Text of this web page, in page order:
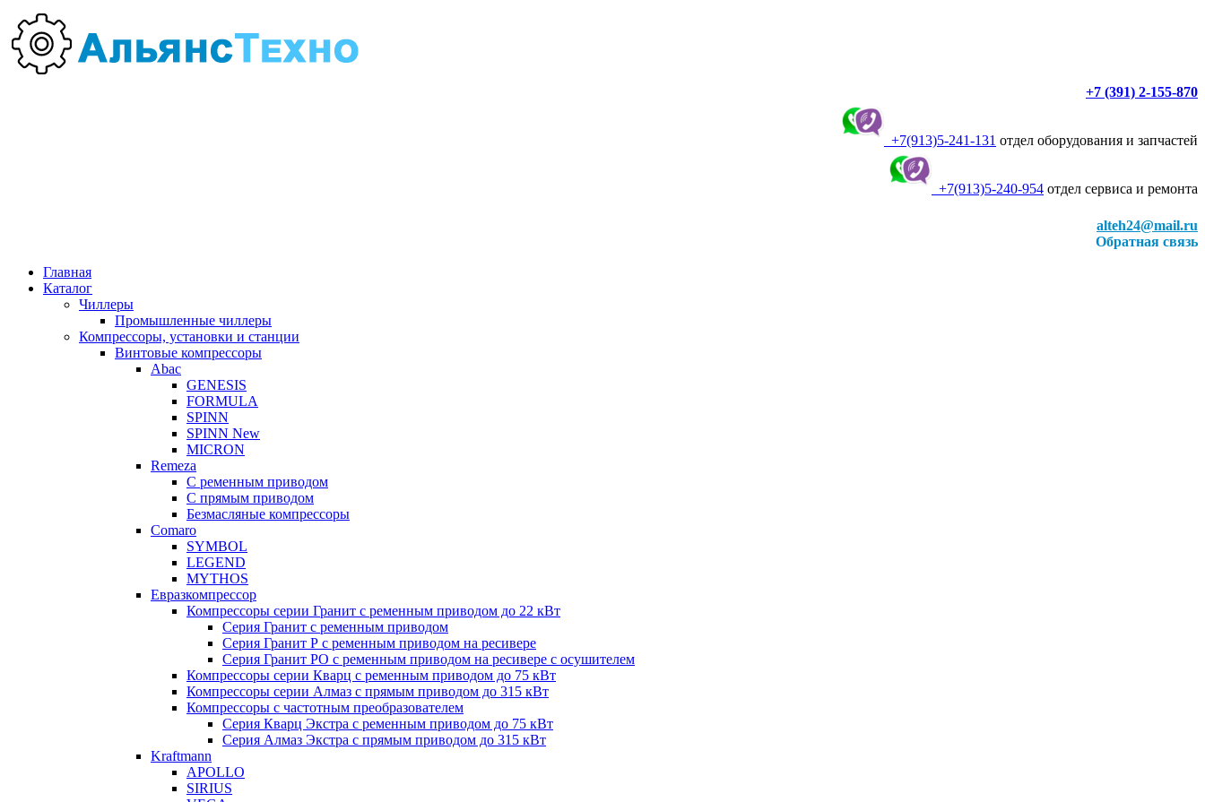
+7 (391) 2-155-870
+7(913)5-241-131 отдел оборудования и запчастей
+7(913)5-240-954 отдел сервиса и ремонта
alteh24@mail.ru
Обратная связь
Главная
Каталог
Чиллеры
Промышленные чиллеры
Компрессоры, установки и станции
Винтовые компрессоры
Abac
GENESIS
FORMULA
SPINN
SPINN New
MICRON
Remeza
С ременным приводом
С прямым приводом
Безмасляные компрессоры
Comaro
SYMBOL
LEGEND
MYTHOS
Евразкомпрессор
Компрессоры серии Гранит с ременным приводом до 22 кВт
Серия Гранит с ременным приводом
Серия Гранит Р с ременным приводом на ресивере
Серия Гранит РО с ременным приводом на ресивере с осушителем
Компрессоры серии Кварц с ременным приводом до 75 кВт
Компрессоры серии Алмаз с прямым приводом до 315 кВт
Компрессоры с частотным преобразователем
Серия Кварц Экстра с ременным приводом до 75 кВт
Серия Алмаз Экстра с прямым приводом до 315 кВт
Kraftmann
APOLLO
SIRIUS